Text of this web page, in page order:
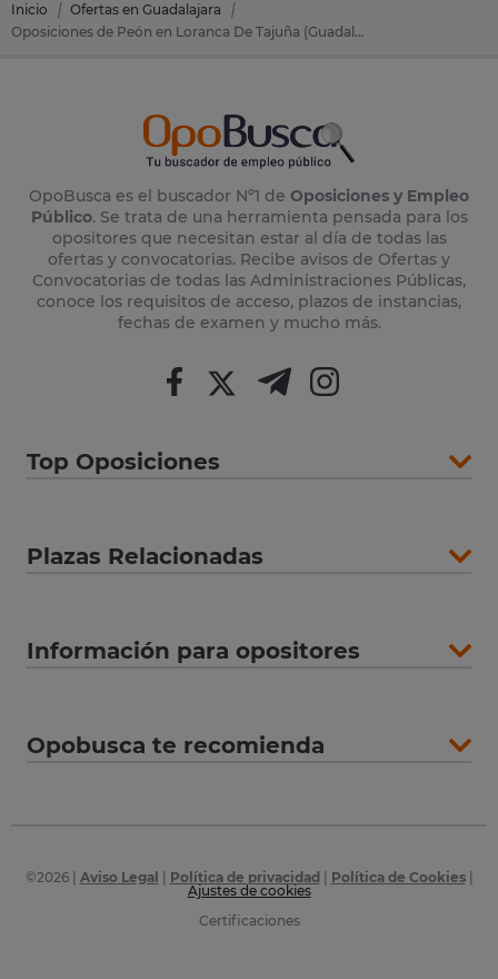
Inicio
Ofertas en Guadalajara
Oposiciones de Peón en Loranca De Tajuña (Guadalajara)
OpoBusca es el buscador Nº1 de Oposiciones y Empleo
Público. Se trata de una herramienta pensada para los
opositores que necesitan estar al día de todas las
ofertas y convocatorias. Recibe avisos de Ofertas y
Convocatorias de todas las Administraciones Públicas,
conoce los requisitos de acceso, plazos de instancias,
fechas de examen y mucho más.
Top Oposiciones
Plazas Relacionadas
Información para opositores
Opobusca te recomienda
©2026| Aviso Legal Política de privacidad Política de Cookies|
Ajustes de cookies
Certificaciones